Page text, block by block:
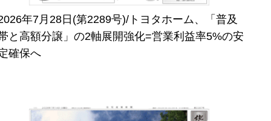
年7月28日(第2289号)/トヨタホーム、「普及
と高額分譲」の2軸展開強化=営業利益率5%の安
確保へ